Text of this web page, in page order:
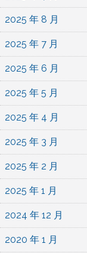
2025 年 8 月
2025 年 7 月
2025 年 6 月
2025 年 5 月
2025 年 4 月
2025 年 3 月
2025 年 2 月
2025 年 1 月
2024 年 12 月
2020 年 1 月